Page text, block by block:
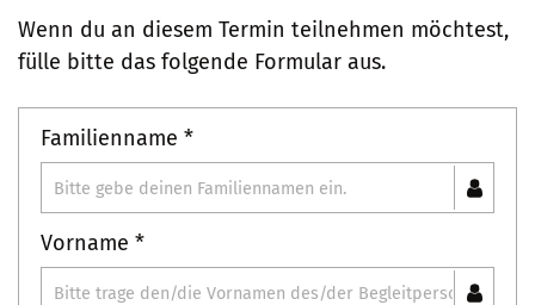
Wenn du an diesem Termin teilnehmen möchtest,
fülle bitte das folgende Formular aus.
Familienname *
Vorname *